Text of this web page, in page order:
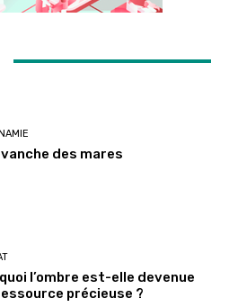
des mares
l’ombre est-elle devenue
précieuse ?